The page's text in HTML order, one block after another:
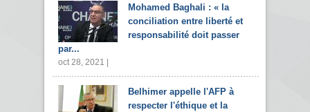
Mohamed Baghali : « la
conciliation entre liberté et
responsabilité doit passer
par...
oct 28, 2021 |
Belhimer appelle l'AFP à
respecter l'éthique et la